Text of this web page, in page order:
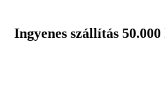
tartalomhoz
Ingyenes szállítás